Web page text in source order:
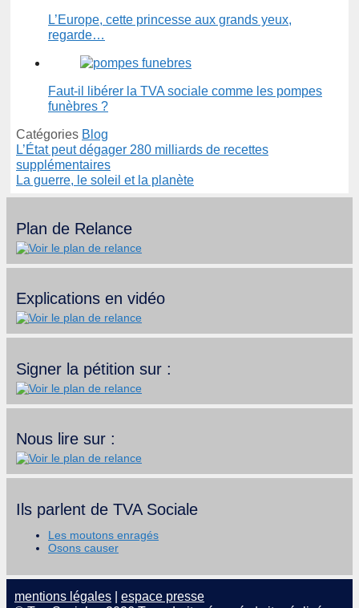
L’Europe, cette princesse aux grands yeux,
regarde…
Faut-il libérer la TVA sociale comme les pompes
funèbres ?
Catégories Blog
L’État peut dégager 280 milliards de recettes
supplémentaires
La guerre, le soleil et la planète
Plan de Relance
Explications en vidéo
Signer la pétition sur :
Nous lire sur :
Ils parlent de TVA Sociale
Les moutons enragés
Osons causer
mentions légales
espace presse